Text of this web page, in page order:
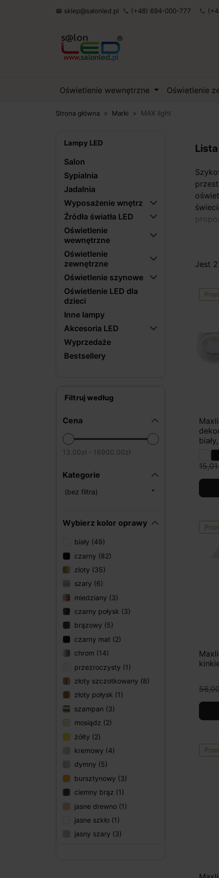
 sklep@salonled.pl phone (+48) 694-000-777 phone
Oświetlenie wewnętrzne Oświetlenie
Strona główna Marki MAX light
Lampy LED
Salon
Sypialnia
Jadalnia
Wyposażenie wnętrz
Źródła światła LED
Oświetlenie
wewnętrzne
Oświetlenie
zewnętrzne
Oświetlenie szynowe
Oświetlenie LED dla
dzieci
Inne lampy
Akcesoria LED
Wyprzedaże
Bestsellery
Filtruj według
Cena
13.00zł - 16900.00zł
Kategorie
(bez filtra) 
Wybierz kolor oprawy
biały (49)
czarny (82)
złoty (35)
szary (6)
miedziany (3)
czarny połysk (3)
brązowy (5)
czarny mat (2)
chrom (14)
przezroczysty (1)
złoty szczotkowany (8)
złoty połysk (1)
szampan (3)
mosiądz (2)
żółty (2)
kremowy (4)
dymny (5)
bursztynowy (3)
ciemny brąz (1)
jasne drewno (1)
jasne szkło (1)
jasny szary (3)
w
na
Jest
15,01